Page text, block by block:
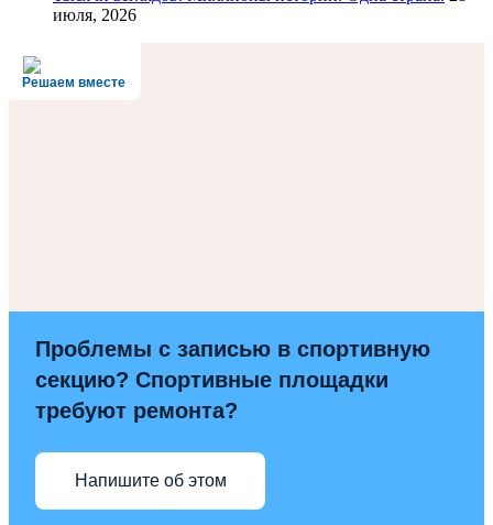
июля, 2026
Решаем вместе
Проблемы с записью в спортивную
секцию? Спортивные площадки
требуют ремонта?
Напишите об этом